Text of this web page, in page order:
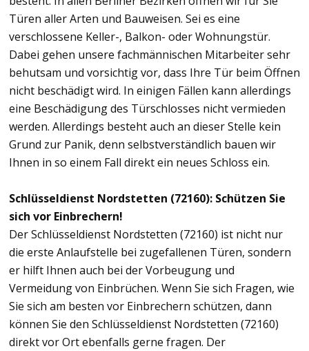
Türen aller Arten und Bauweisen. Sei es eine
verschlossene Keller-, Balkon- oder Wohnungstür.
Dabei gehen unsere fachmännischen Mitarbeiter sehr
behutsam und vorsichtig vor, dass Ihre Tür beim Öffnen
nicht beschädigt wird. In einigen Fällen kann allerdings
eine Beschädigung des Türschlosses nicht vermieden
werden. Allerdings besteht auch an dieser Stelle kein
Grund zur Panik, denn selbstverständlich bauen wir
Ihnen in so einem Fall direkt ein neues Schloss ein.
Schlüsseldienst Nordstetten (72160): Schützen Sie
sich vor Einbrechern!
Der Schlüsseldienst Nordstetten (72160) ist nicht nur
die erste Anlaufstelle bei zugefallenen Türen, sondern
er hilft Ihnen auch bei der Vorbeugung und
Vermeidung von Einbrüchen. Wenn Sie sich Fragen, wie
Sie sich am besten vor Einbrechern schützen, dann
können Sie den Schlüsseldienst Nordstetten (72160)
direkt vor Ort ebenfalls gerne fragen. Der